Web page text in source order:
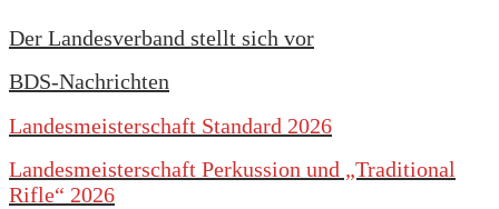
Der Landesverband stellt sich vor
BDS-Nachrichten
Landesmeisterschaft Standard 2026
Landesmeisterschaft Perkussion und „Traditional
Rifle“ 2026